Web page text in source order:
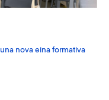
nova eina formativa